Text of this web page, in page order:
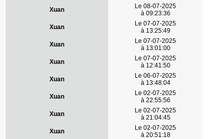
Xuan
Le 08-07-2025
à 09:23:36
Xuan
Le 07-07-2025
à 13:25:49
Xuan
Le 07-07-2025
à 13:01:00
Xuan
Le 07-07-2025
à 12:41:50
Xuan
Le 06-07-2025
à 13:48:04
Xuan
Le 02-07-2025
à 22:55:56
Xuan
Le 02-07-2025
à 21:04:45
Xuan
Le 02-07-2025
à 20:51:18